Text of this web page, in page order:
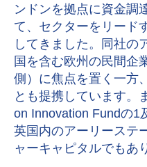
ンドンを拠点に資金調
て、セクターをリード
してきました。同社の
国を含む欧州の民間企
側）に焦点を置く一方
とも提携しています。
on Innovation Fundの1
英国内のアーリーステ
ャーキャピタルでもあ